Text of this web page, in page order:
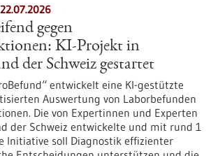
gegen
KI-Projekt in
der Schweiz gestartet
entwickelt eine KI-gestützte
Auswertung von Laborbefunden
Die von Expertinnen und Experten
der Schweiz entwickelte und mit rund 1
Initiative soll Diagnostik effizienter